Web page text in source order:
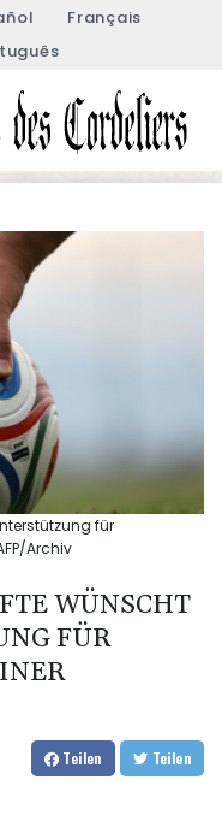
Français
für
Archiv
WÜNSCHT
FÜR
Teilen Teilen